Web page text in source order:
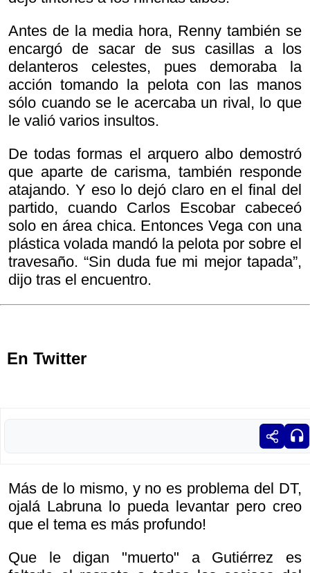
Antes de la media hora, Renny también se
encargó de sacar de sus casillas a los
delanteros celestes, pues demoraba la
acción tomando la pelota con las manos
sólo cuando se le acercaba un rival, lo que
le valió varios insultos.
De todas formas el arquero albo demostró
que aparte de carisma, también responde
atajando. Y eso lo dejó claro en el final del
partido, cuando Carlos Escobar cabeceó
solo en área chica. Entonces Vega con una
plástica volada mandó la pelota por sobre el
travesaño. “Sin duda fue mi mejor tapada”,
dijo tras el encuentro.
En Twitter
Más de lo mismo, y no es problema del DT,
ojalá Labruna lo pueda levantar pero creo
que el tema es más profundo!
Que le digan "muerto" a Gutiérrez es